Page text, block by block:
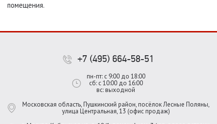
помещения.
+7 (495) 664-58-51
пн-пт: с 9:00 до 18:00
сб: с 10:00 до 16:00
вс: выходной
Московская область, Пушкинский район, посёлок Лесные Поляны,
улица Центральная, 13 (офис продаж)